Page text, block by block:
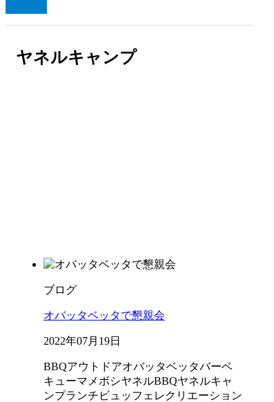
ヤネルキャンプ
ブログ
オバッタベッタで懇親会
2022年07月19日
BBQアウトドアオバッタベッタバーベ
キューマメボシヤネルBBQヤネルキャ
ンプランチビュッフェ レクリエーション